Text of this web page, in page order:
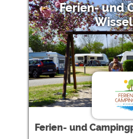
Ferien- und
Ferien- und